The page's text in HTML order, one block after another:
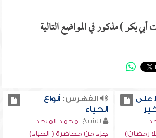
بكر ) مذكور في المواضع التالية
على
رمضان)
الفهرس:أنواع
الحياء
للشيخ: محمد المنجد
جزء من محاضرة ( الحياء)